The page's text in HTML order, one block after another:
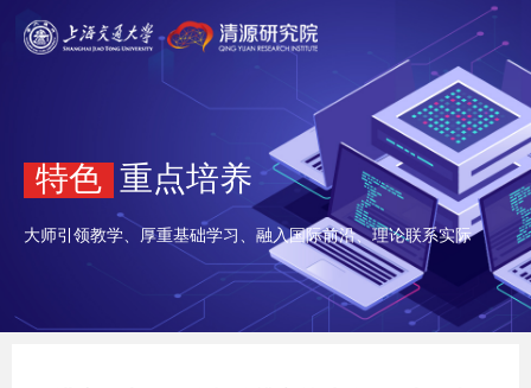
特色 重点培养
大师引领教学、厚重基础学习、融入国际前沿、理论联系实际